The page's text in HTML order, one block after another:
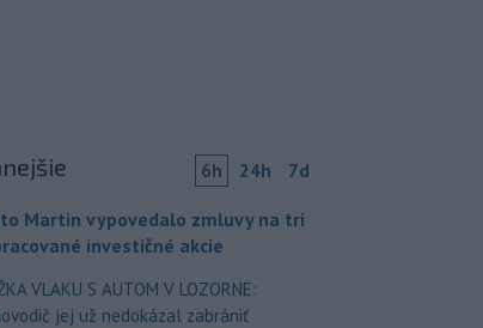
6h 24h 7d
Martin vypovedalo zmluvy na tri
investičné akcie
VLAKU S AUTOM V LOZORNE:
jej už nedokázal zabrániť